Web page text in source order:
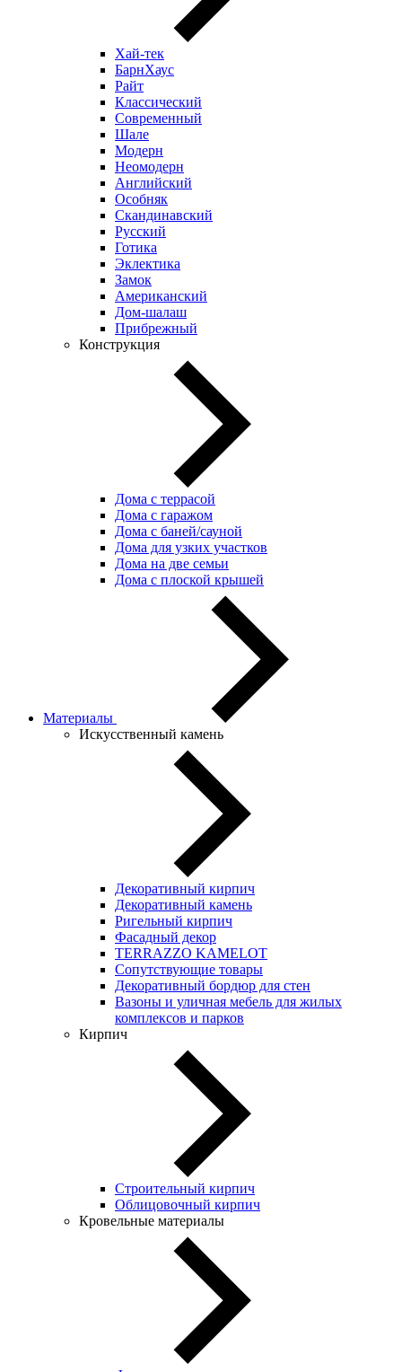
Хай-тек
БарнХаус
Райт
Классический
Современный
Шале
Модерн
Неомодерн
Английский
Особняк
Скандинавский
Русский
Готика
Эклектика
Замок
Американский
Дом-шалаш
Прибрежный
Конструкция
Дома с террасой
Дома с гаражом
Дома с баней/сауной
Дома для узких участков
Дома на две семьи
Дома с плоской крышей
Материалы
Искусственный камень
Декоративный кирпич
Декоративный камень
Ригельный кирпич
Фасадный декор
TERRAZZO KAMELOT
Сопутствующие товары
Декоративный бордюр для стен
Вазоны и уличная мебель для жилых
комплексов и парков
Кирпич
Строительный кирпич
Облицовочный кирпич
Кровельные материалы